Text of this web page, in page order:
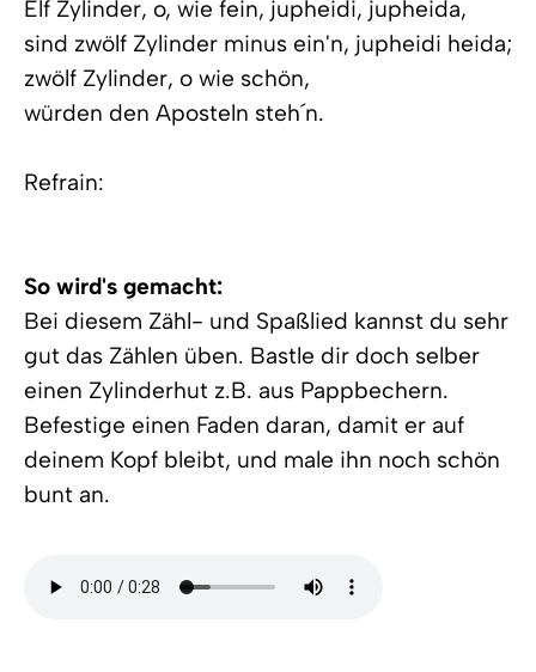
Elf Zylinder, o, wie fein, jupheidi, jupheida,
sind zwölf Zylinder minus ein'n, jupheidi heida;
zwölf Zylinder, o wie schön,
würden den Aposteln steh´n.
Refrain:
So wird's gemacht:
Bei diesem Zähl- und Spaßlied kannst du sehr
gut das Zählen üben. Bastle dir doch selber
einen Zylinderhut z.B. aus Pappbechern.
Befestige einen Faden daran, damit er auf
deinem Kopf bleibt, und male ihn noch schön
bunt an.